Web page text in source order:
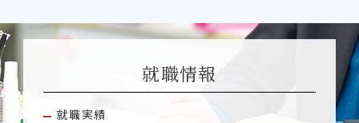
就職情報
就職実績